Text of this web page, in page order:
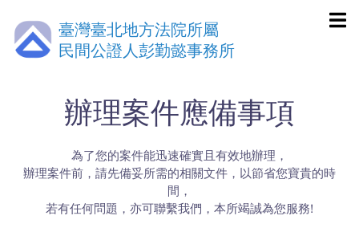
臺灣臺北地方法院所屬
民間公證人彭勤懿事務所
辦理案件應備事項
為了您的案件能迅速確實且有效地辦理，
辦理案件前，請先備妥所需的相關文件，以節省您寶貴的時
間，
若有任何問題，亦可聯繫我們，本所竭誠為您服務!